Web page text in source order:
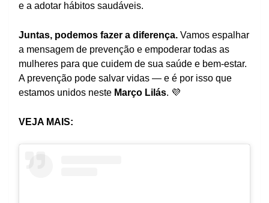
e a adotar hábitos saudáveis.
Juntas, podemos fazer a diferença. Vamos espalhar
a mensagem de prevenção e empoderar todas as
mulheres para que cuidem de sua saúde e bem-estar.
A prevenção pode salvar vidas — e é por isso que
estamos unidos neste Março Lilás. 💜
VEJA MAIS: